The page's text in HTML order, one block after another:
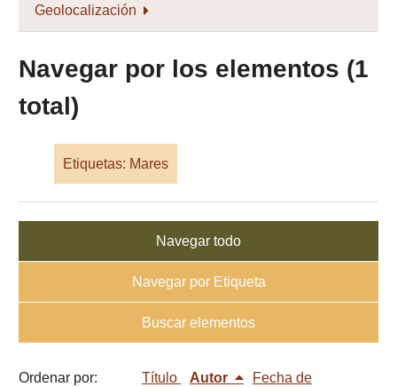
Geolocalización
Navegar por los elementos (1
total)
Etiquetas: Mares
Navegar todo
Navegar por Etiqueta
Buscar elementos
Ordenar por: Título Autor
Fecha de